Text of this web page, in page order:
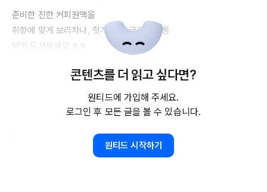
준비한 진한 커피원액을
취향에 맞게 보리차나, 헛개수, 둥글레차 등등
넣어 드셔보세요 ㅎㅎ
저는 개인적으로 급할때는 편의점 커피머신에서 에스프레소
한잔 뽑아서 얼음컵에 헛개수 넣고 에스프레소 넣어서
아아 스타일로 먹는게 좋더라구요
현미녹차 우려서 그 물에 카누 조금만 넣고
먹어도 고소하이 좋았습니다😀
콘텐츠를 더 읽고 싶다면?
원티드에 가입해 주세요.
로그인 후 모든 글을 볼 수 있습니다.
원티드 시작하기